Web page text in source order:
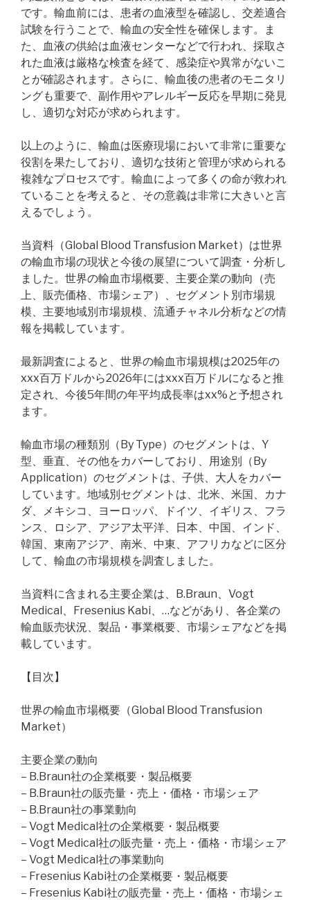
です。輸血前には、患者の血液型を確認し、交差適合
試験を行うことで、輸血の安全性を確保します。ま
た、血液の供給は血液センターなどで行われ、採取さ
れた血液は厳格な検査を経て、感染症や異常がないこ
とが確認されます。さらに、輸血後の患者のモニタリ
ングも重要で、副作用やアレルギー反応を早期に発見
し、適切な対応が求められます。
以上のように、輸血は医療現場において非常に重要な
役割を果たしており、適切な技術と管理が求められる
複雑なプロセスです。輸血によって多くの命が救われ
ていることを考えると、その意義は非常に大きいと言
えるでしょう。
当資料（Global Blood Transfusion Market）は世界
の輸血市場の現状と今後の展望について調査・分析し
ました。世界の輸血市場概要、主要企業の動向（売
上、販売価格、市場シェア）、セグメント別市場規
模、主要地域別市場規模、流通チャネル分析などの情
報を掲載しています。
最新調査によると、世界の輸血市場規模は2025年の
xxx百万ドルから2026年にはxxx百万ドルになると推
定され、今後5年間の年平均成長率はxx%と予想され
ます。
輸血市場の種類別（By Type）のセグメントは、Y
型、垂直、その他をカバーしており、用途別（By
Application）のセグメントは、子供、大人をカバー
しています。地域別セグメントは、北米、米国、カナ
ダ、メキシコ、ヨーロッパ、ドイツ、イギリス、フラ
ンス、ロシア、アジア太平洋、日本、中国、インド、
韓国、東南アジア、南米、中東、アフリカなどに区分
して、輸血の市場規模を調査しました。
当資料に含まれる主要企業は、B.Braun、Vogt
Medical、Fresenius Kabi、…などがあり、各企業の
輸血販売状況、製品・事業概要、市場シェアなどを掲
載しています。
【目次】
世界の輸血市場概要（Global Blood Transfusion
Market）
主要企業の動向
– B.Braun社の企業概要・製品概要
– B.Braun社の販売量・売上・価格・市場シェア
– B.Braun社の事業動向
– Vogt Medical社の企業概要・製品概要
– Vogt Medical社の販売量・売上・価格・市場シェア
– Vogt Medical社の事業動向
– Fresenius Kabi社の企業概要・製品概要
– Fresenius Kabi社の販売量・売上・価格・市場シェ